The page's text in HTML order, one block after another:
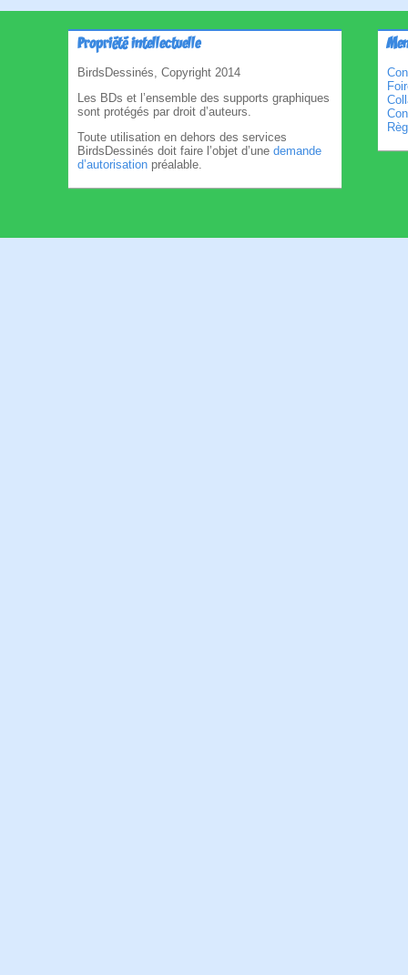
Propriété intellectuelle
BirdsDessinés, Copyright 2014
Les BDs et l’ensemble des supports graphiques
sont protégés par droit d’auteurs.
Toute utilisation en dehors des services
BirdsDessinés doit faire l’objet d’une demande
d’autorisation préalable.